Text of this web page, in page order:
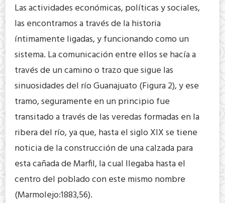
Las actividades económicas, políticas y sociales,
las encontramos a través de la historia
íntimamente ligadas, y funcionando como un
sistema. La comunicación entre ellos se hacía a
través de un camino o trazo que sigue las
sinuosidades del río Guanajuato (Figura 2), y ese
tramo, seguramente en un principio fue
transitado a través de las veredas formadas en la
ribera del río, ya que, hasta el siglo XIX se tiene
noticia de la construcción de una calzada para
esta cañada de Marfil, la cual llegaba hasta el
centro del poblado con este mismo nombre
(Marmolejo:1883,56).